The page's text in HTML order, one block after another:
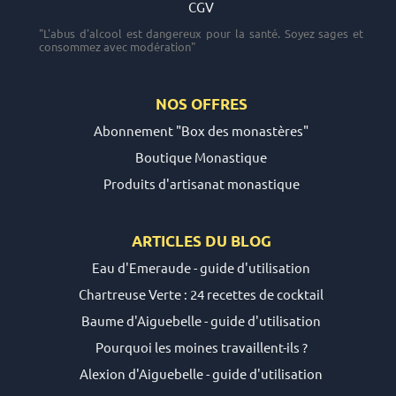
CGV
"L'abus d'alcool est dangereux pour la santé. Soyez sages et
consommez avec modération"
NOS OFFRES
Abonnement "Box des monastères"
Boutique Monastique
Produits d'artisanat monastique
ARTICLES DU BLOG
Eau d'Emeraude - guide d'utilisation
Chartreuse Verte : 24 recettes de cocktail
Baume d'Aiguebelle - guide d'utilisation
Pourquoi les moines travaillent-ils ?
Alexion d'Aiguebelle - guide d'utilisation